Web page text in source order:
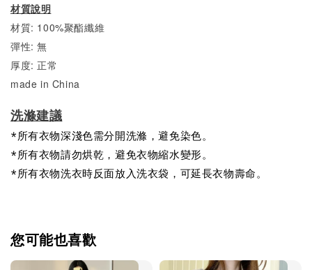
材質說明
材質: 100%聚酯纖維
彈性: 無
厚度: 正常
made in China
洗滌建議
*所有衣物深淺色需分開洗滌，避免染色。
*所有衣物請勿烘乾，避免衣物縮水變形。
*所有衣物洗衣時反面放入洗衣袋，可延長衣物壽命。
您可能也喜歡